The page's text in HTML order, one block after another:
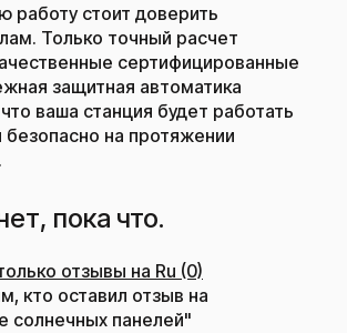
работу стоит доверить
Только точный расчет
сертифицированные
защитная автоматика
ваша станция будет работать
на протяжении
пока что.
отзывы на Ru (0)
кто оставил отзыв на
солнечных панелей"